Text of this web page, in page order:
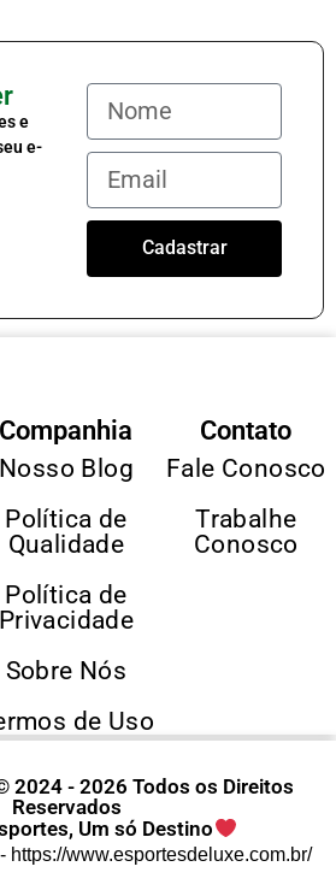
e
e-
Cadastrar
Companhia
Nosso Blog
Política de
Qualidade
Política de
Privacidade
Sobre Nós
de Uso
Contato
Fale Conosco
Trabalhe
Conosco
2024 - 2026 Todos os Direitos
Reservados
Um só Destino
https://www.esportesdeluxe.com.br/